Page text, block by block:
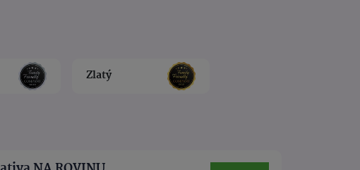
Zlatý